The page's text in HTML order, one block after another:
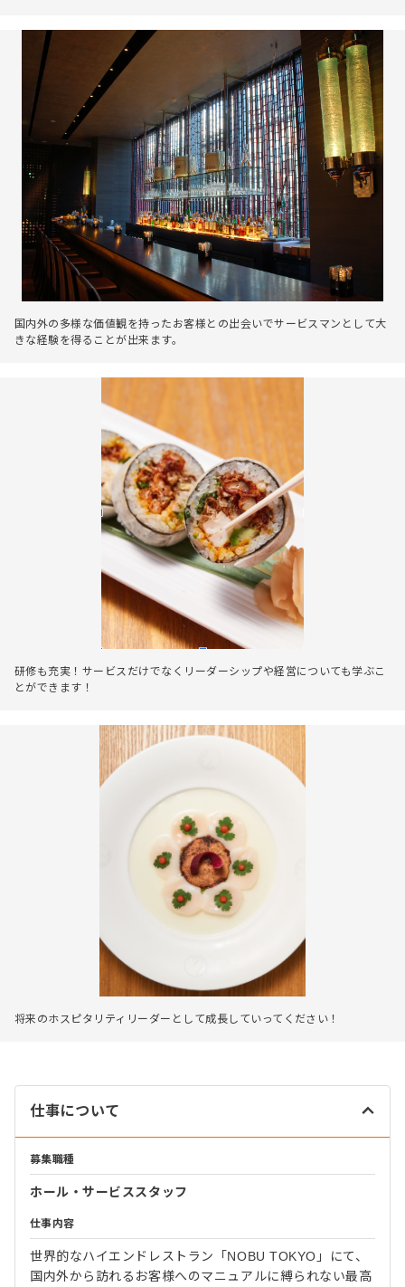
国内外の多様な価値観を持ったお客様との出会いでサービスマンとして大
きな経験を得ることが出来ます。
研修も充実！サービスだけでなくリーダーシップや経営についても学ぶこ
とができます！
将来のホスピタリティリーダーとして成長していってください！
仕事について
募集職種
ホール・サービススタッフ
仕事内容
世界的なハイエンドレストラン「NOBU TOKYO」にて、
国内外から訪れるお客様へのマニュアルに縛られない最高